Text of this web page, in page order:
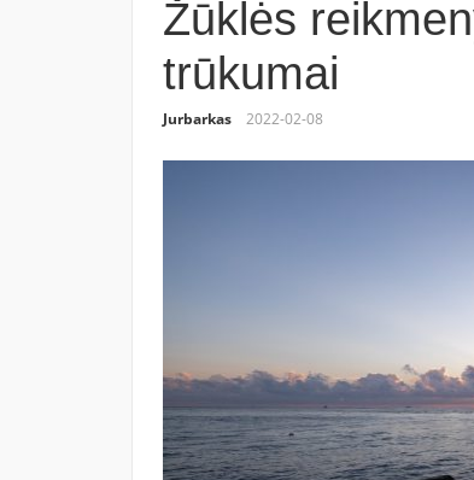
Žūklės
trūkumai
Jurbarkas 2022-02-08